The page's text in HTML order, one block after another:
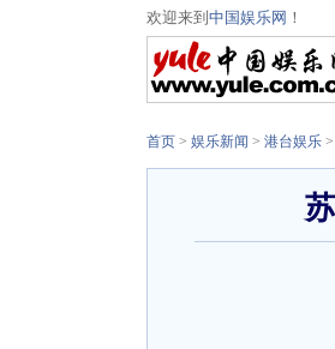
欢迎来到 中国娱乐网 ！
首页 > 娱乐新闻 > 港台娱乐